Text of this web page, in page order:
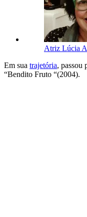
Atriz Lúcia
Em sua trajetória, passou
“Bendito Fruto “(2004).